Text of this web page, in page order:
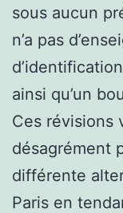
sous aucun
n’a pas
ainsi qu’un
Ces révisions
désagrément
différente
Paris en